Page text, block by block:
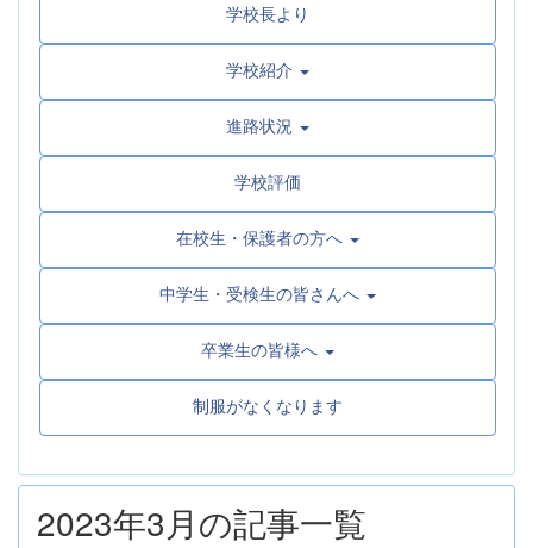
学校長より
学校紹介
進路状況
学校評価
在校生・保護者の方へ
中学生・受検生の皆さんへ
卒業生の皆様へ
制服がなくなります
2023年3月の記事一覧